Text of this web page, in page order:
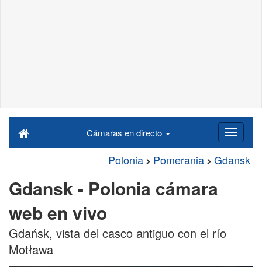
Cámaras en directo
Polonia Pomerania Gdansk
Gdansk - Polonia cámara
web en vivo
Gdańsk, vista del casco antiguo con el río
Motława